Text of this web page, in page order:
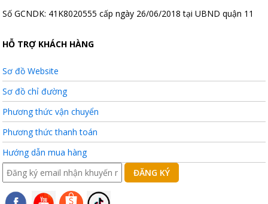
Số GCNDK: 41K8020555 cấp ngày 26/06/2018 tại UBND quận 11
HỖ TRỢ KHÁCH HÀNG
Sơ đồ Website
Sơ đồ chỉ đường
Phương thức vận chuyển
Phương thức thanh toán
Hướng dẫn mua hàng